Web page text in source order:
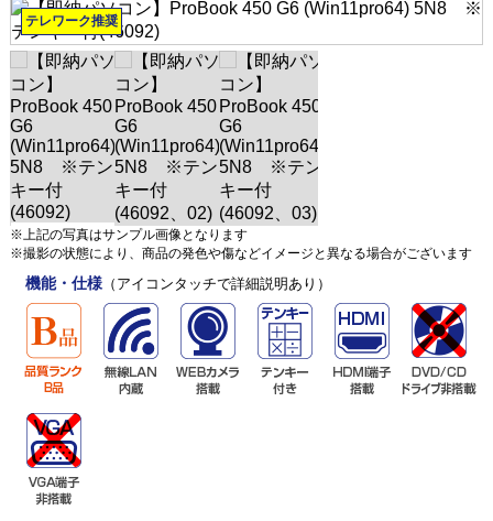
テレワーク推奨
※上記の写真はサンプル画像となります
※撮影の状態により、商品の発色や傷などイメージと異なる場合がございます
機能・仕様（アイコンタッチで詳細説明あり）